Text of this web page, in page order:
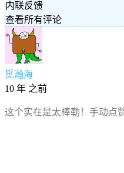
内联反馈
查看所有评论
觅瀚海
10 年 之前
这个实在是太棒勒！手动点